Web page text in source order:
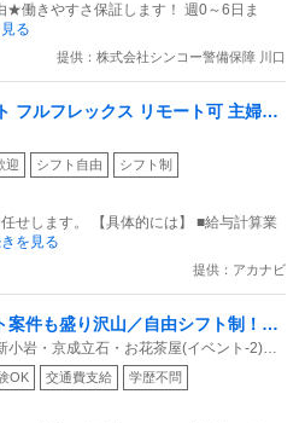
★働きやすさ保証します！ 週0～6日ま
る
提供：株式会社シンコー警備保障 川口
フルフレックス リモート可 主婦活
迎 シフト自由 シフト制
せします。 【具体的には】 ■給与計算業
を見る
提供：アカナビ
件も盛り沢山／自由シフト制！週
料日最短翌日面接OK！応募後に届
交通費全額支給なので遠方の方も
スタッフ
小岩・京成立石・お花茶屋(イベント-2)エ
OK 交通費支給 学歴不問